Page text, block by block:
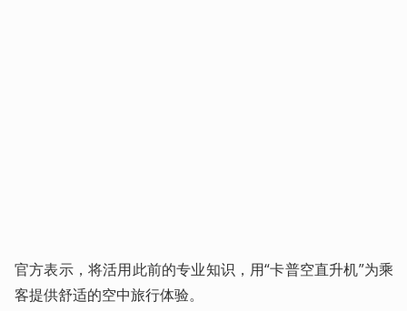
官方表示，将活用此前的专业知识，用“卡普空直升机”为乘
客提供舒适的空中旅行体验。